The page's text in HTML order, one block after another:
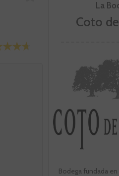
La
Coto
Bodega fundada